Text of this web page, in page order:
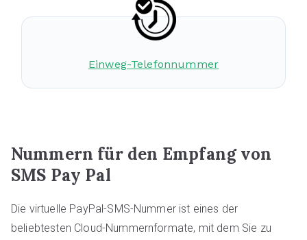
Einweg-Telefonnummer
Nummern für den Empfang von
SMS Pay Pal
Die virtuelle PayPal-SMS-Nummer ist eines der
beliebtesten Cloud-Nummernformate, mit dem Sie zu